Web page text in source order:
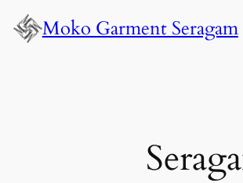
Lewati
ke
Moko Garment Seragam